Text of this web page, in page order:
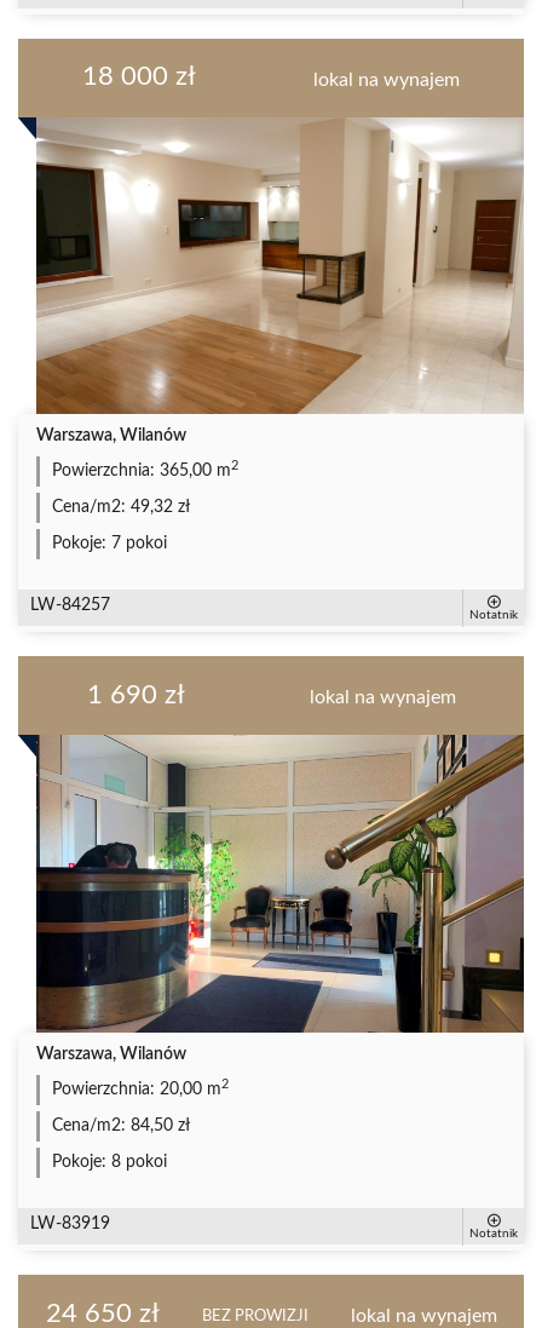
18 000 zł lokal na wynajem
Warszawa, Wilanów
Powierzchnia: 365,00 m2
Cena/m2: 49,32 zł
Pokoje: 7 pokoi
LW-84257
Notatnik
1 690 zł lokal na wynajem
Warszawa, Wilanów
Powierzchnia: 20,00 m 2
Cena/m2: 84,50 zł
Pokoje: 8 pokoi
LW-83919
Notatnik
24 650 zł BEZ PROWIZJI lokal na wynajem